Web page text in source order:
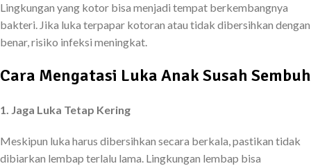
Lingkungan yang kotor bisa menjadi tempat berkembangnya
bakteri. Jika luka terpapar kotoran atau tidak dibersihkan dengan
benar, risiko infeksi meningkat.
Cara Mengatasi Luka Anak Susah Sembuh
1. Jaga Luka Tetap Kering
Meskipun luka harus dibersihkan secara berkala, pastikan tidak
dibiarkan lembap terlalu lama. Lingkungan lembap bisa